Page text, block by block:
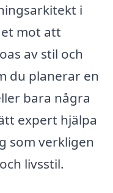
i
mot att
av stil och
du planerar en
bara några
expert hjälpa
som verkligen
livsstil.